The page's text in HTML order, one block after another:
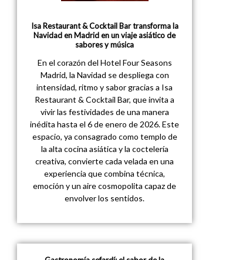
Isa Restaurant & Cocktail Bar transforma la
Navidad en Madrid en un viaje asiático de
sabores y música
En el corazón del Hotel Four Seasons
Madrid, la Navidad se despliega con
intensidad, ritmo y sabor gracias a Isa
Restaurant & Cocktail Bar, que invita a
vivir las festividades de una manera
inédita hasta el 6 de enero de 2026. Este
espacio, ya consagrado como templo de
la alta cocina asiática y la coctelería
creativa, convierte cada velada en una
experiencia que combina técnica,
emoción y un aire cosmopolita capaz de
envolver los sentidos.